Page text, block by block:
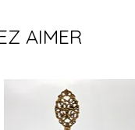
AIMER